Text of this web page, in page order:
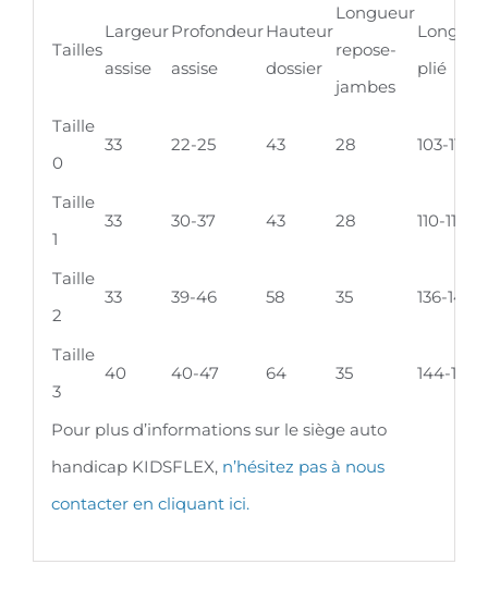
Tailles
Largeur
assise
Profondeur
assise
Hauteur
dossier
Longueur
repose-
jambes
plié
Taille
0
33 22-25 43 28 103-110
Taille
1
33 30-37 43 28 110-117
Taille
2
33 39-46 58 35 136-143
Taille
3
40 40-47 64 35 144-151
Pour plus d’informations sur le siège auto
handicap KIDSFLEX, ​​ n’hésitez pas à nous
contacter en cliquant ici.